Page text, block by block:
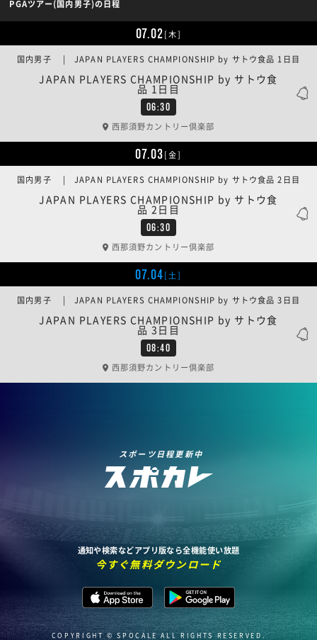
PGAツアー(国内男子)の日程
07.02[木]
06:30
JAPAN PLAYERS CHAMPIONSHIP by サトウ食
品 1日目
国内男子 | JAPAN PLAYERS CHAMPIONSHIP by サトウ食品 1日目
西那須野カントリー倶楽部
07.03[金]
06:30
JAPAN PLAYERS CHAMPIONSHIP by サトウ食
品 2日目
国内男子 | JAPAN PLAYERS CHAMPIONSHIP by サトウ食品 2日目
西那須野カントリー倶楽部
07.04[土]
08:40
JAPAN PLAYERS CHAMPIONSHIP by サトウ食
品 3日目
国内男子 | JAPAN PLAYERS CHAMPIONSHIP by サトウ食品 3日目
西那須野カントリー倶楽部
スポーツ日程更新中
通知や検索などアプリ版なら全機能使い放題
今すぐ無料ダウンロード
COPYRIGHT © SPOCALE ALL RIGHTS RESERVED.